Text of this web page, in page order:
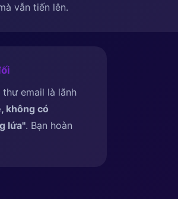
vẫn tiến lên.
email là lãnh
không có
lứa''. Bạn hoàn